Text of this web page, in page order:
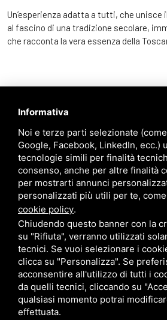
Informativa
Noi e terze parti selezionate
Google, Facebook, LinkedIn, ecc.)
tecnologie simili per finalità
consenso, anche per altre finalità
per mostrarti annunci
personalizzati più utili per te,
cookie policy.
Chiudendo questo banner con la
su "Rifiuta", verranno utilizzati
tecnici. Se vuoi selezionare i
clicca su "Personalizza". Se
acconsentire all'utilizzo di tutti i
da quelli tecnici, cliccando su
qualsiasi momento potrai
effettuata.
Un’esperienza adatta a tutti, che unisce
al fascino di una tradizione secolare,
che racconta la vera essenza della
RICHIEDI INFORMAZIONI